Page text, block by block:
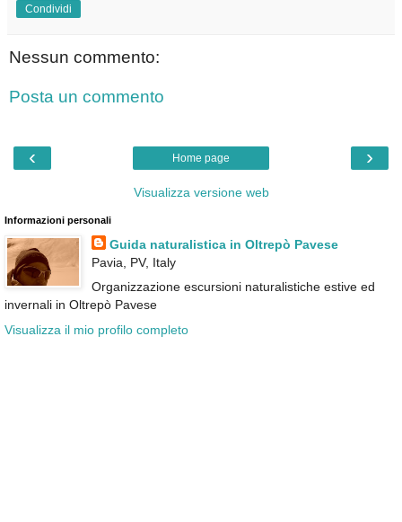
Condividi
Nessun commento:
Posta un commento
‹ ›
Home page
Visualizza versione web
Informazioni personali
Guida naturalistica in Oltrepò Pavese
Pavia, PV, Italy
Organizzazione escursioni naturalistiche estive ed
invernali in Oltrepò Pavese
Visualizza il mio profilo completo